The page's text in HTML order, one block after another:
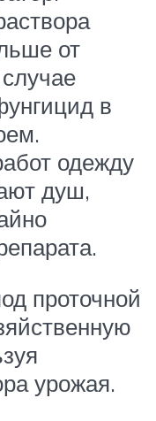
от
в
одежду
душ,
проточной
урожая.